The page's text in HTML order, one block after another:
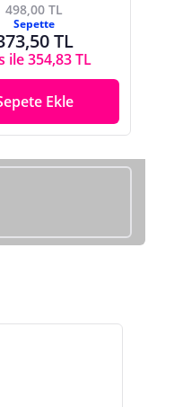
498,00 TL
Sepette
TL
ile 354,83 TL
Ekle